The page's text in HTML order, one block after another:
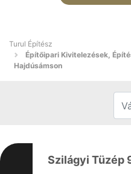
Turul Építész
Építőipari Kivitelezések,
Hajdúsámson
Szilágyi Tüzép